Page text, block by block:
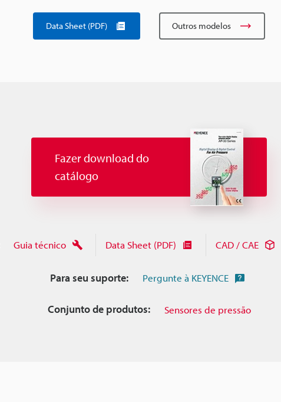
Data Sheet (PDF) Outros modelos
Fazer download do
catálogo
Guia técnico Data Sheet (PDF) CAD / CAE
Para seu suporte: Pergunte à KEYENCE
Conjunto de produtos: Sensores de pressão